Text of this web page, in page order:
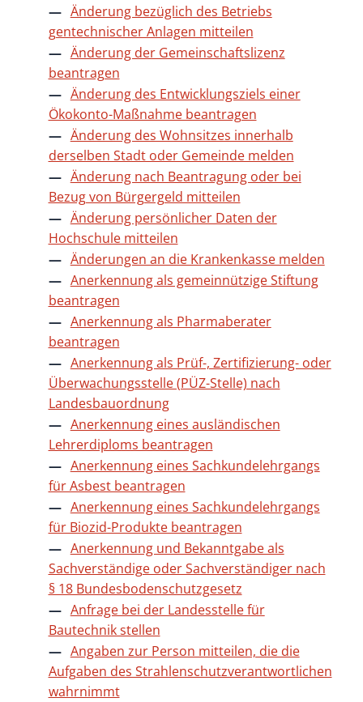
Änderung bezüglich des Betriebs
gentechnischer Anlagen mitteilen
Änderung der Gemeinschaftslizenz
beantragen
Änderung des Entwicklungsziels einer
Ökokonto-Maßnahme beantragen
Änderung des Wohnsitzes innerhalb
derselben Stadt oder Gemeinde melden
Änderung nach Beantragung oder bei
Bezug von Bürgergeld mitteilen
Änderung persönlicher Daten der
Hochschule mitteilen
Änderungen an die Krankenkasse melden
Anerkennung als gemeinnützige Stiftung
beantragen
Anerkennung als Pharmaberater
beantragen
Anerkennung als Prüf-, Zertifizierung- oder
Überwachungsstelle (PÜZ-Stelle) nach
Landesbauordnung
Anerkennung eines ausländischen
Lehrerdiploms beantragen
Anerkennung eines Sachkundelehrgangs
für Asbest beantragen
Anerkennung eines Sachkundelehrgangs
für Biozid-Produkte beantragen
Anerkennung und Bekanntgabe als
Sachverständige oder Sachverständiger nach
§ 18 Bundesbodenschutzgesetz
Anfrage bei der Landesstelle für
Bautechnik stellen
Angaben zur Person mitteilen, die die
Aufgaben des Strahlenschutzverantwortlichen
wahrnimmt